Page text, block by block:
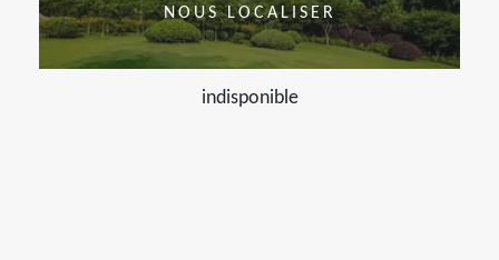
NOUS LOCALISER
indisponible